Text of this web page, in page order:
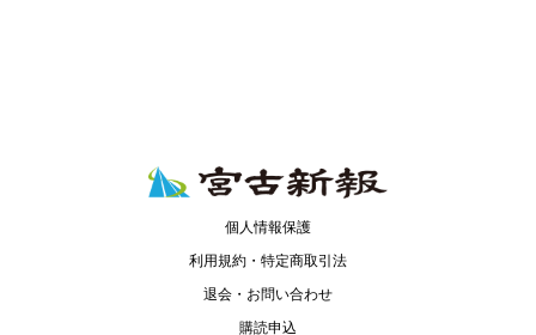
個人情報保護
利用規約・特定商取引法
退会・お問い合わせ
購読申込